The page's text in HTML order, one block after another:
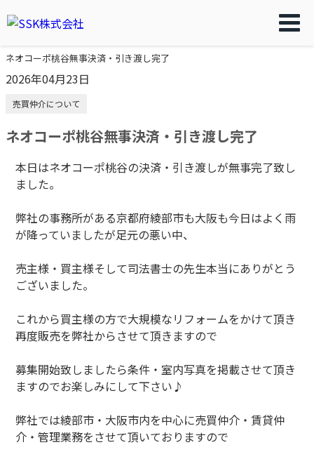
ネオコーポ桃谷無事決済・引き渡し完了
2026年04月23日
売買仲介について
ネオコーポ桃谷無事決済・引き渡し完了
本日はネオコーポ桃谷の決済・引き渡しが無事完了致し
ました。
弊社の事務所がある京都府綾部市も大阪も今日はよく雨
が降っていましたが足元の悪い中、
売主様・買主様そして司法書士の先生本当にありがとう
ございました。
これから買主様の方で大規模なリフォームをかけて頂き
再度販売を弊社からさせて頂きますので
募集開始致しましたら条件・室内写真を掲載させて頂き
ますのでお楽しみにして下さい♪
弊社では綾部市・大阪市内を中心に売買仲介・賃貸仲
介・管理業務をさせて頂いておりますので